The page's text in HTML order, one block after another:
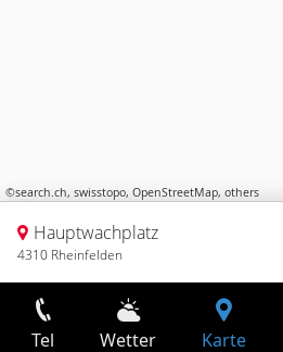
©search.ch, swisstopo, OpenStreetMap, others
Hauptwachplatz
4310 Rheinfelden
Tel Wetter Karte